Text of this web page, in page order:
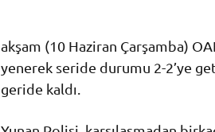
akşam (10 Haziran Çarşamba)
yenerek seride durumu 2-2’ye
geride kaldı.